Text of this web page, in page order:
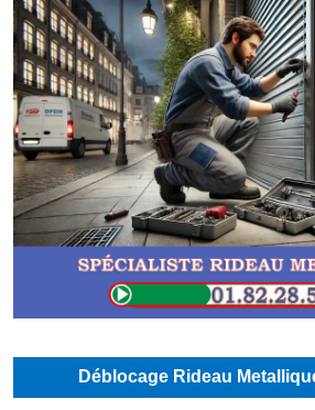
Déblocage Rideau